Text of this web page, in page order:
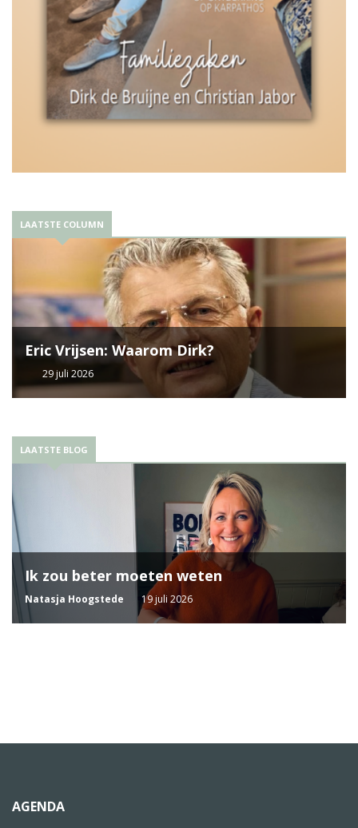
LAATSTE COLUMN
Eric Vrijsen: Waarom Dirk?
29 juli 2026
LAATSTE BLOG
Ik zou beter moeten weten
Natasja Hoogstede 19 juli 2026
AGENDA